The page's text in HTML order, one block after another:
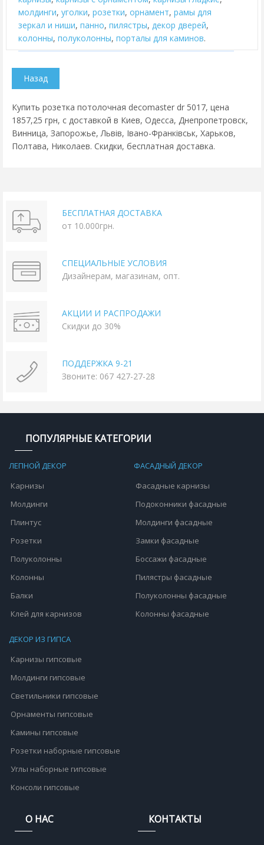
молдинги, уголки, розетки, орнамент, рамы для
зеркал и ниши, панно, пилястры, декор дверей,
колонны, полуколонны, порталы для каминов.
Купить розетка потолочная decomaster dr 5017, цена
1857,25 грн, с доставкой в Киев, Одесса, Днепропетровск,
Винница, Запорожье, Львів, Івано-Франківськ, Харьков,
Полтава, Николаев. Скидки, бесплатная доставка.
БЕСПЛАТНАЯ ДОСТАВКА
от 10.000грн.
СПЕЦИАЛЬНЫЕ УСЛОВИЯ
Дизайнерам, магазинам, опт.
АКЦИИ И РАСПРОДАЖИ
Скидки до 30%
ПОДДЕРЖКА 9-21
Звоните: 067 427-27-28
ПОПУЛЯРНЫЕ КАТЕГОРИИ
ЛЕПНОЙ ДЕКОР
Карнизы
Молдинги
Плинтус
Розетки
Полуколонны
Колонны
Балки
Клей для карнизов
ФАСАДНЫЙ ДЕКОР
Фасадные карнизы
Подоконники фасадные
Молдинги фасадные
Замки фасадные
Боссажи фасадные
Пилястры фасадные
Полуколонны фасадные
Колонны фасадные
ДЕКОР ИЗ ГИПСА
Карнизы гипсовые
Молдинги гипсовые
Светильники гипсовые
Орнаменты гипсовые
Камины гипсовые
Розетки наборные гипсовые
Углы наборные гипсовые
Консоли гипсовые
О НАС КОНТАКТЫ